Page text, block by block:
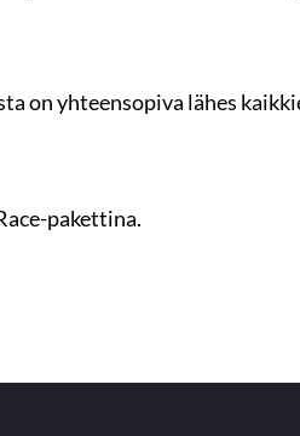
on yhteensopiva lähes
pakettina.